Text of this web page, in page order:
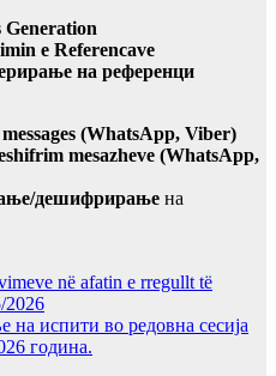
e Referencave
на референци
(WhatsApp, Viber)
mesazheve (WhatsApp,
дешифрирање на
në afatin e rregullt të
2026
испити во редовна сесија
година.